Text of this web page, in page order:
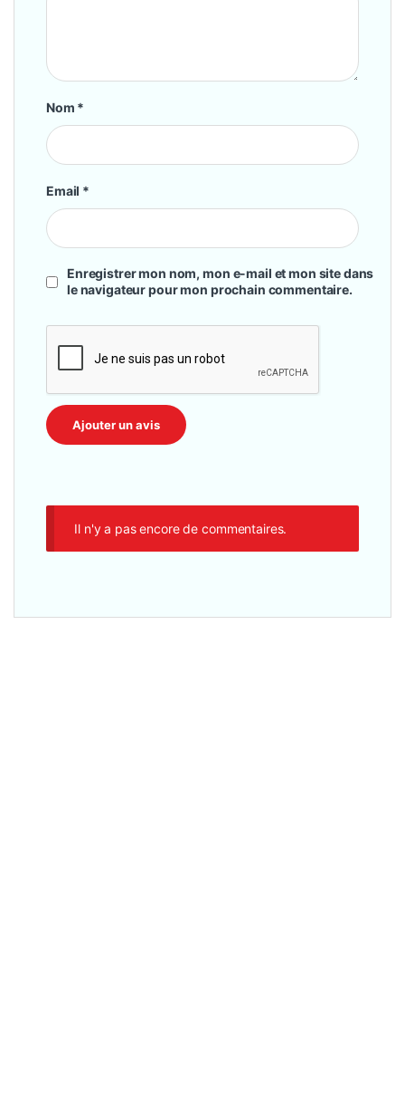
Nom *
Email *
Enregistrer mon nom, mon e-mail et mon site dans
le navigateur pour mon prochain commentaire.
Il n'y a pas encore de commentaires.